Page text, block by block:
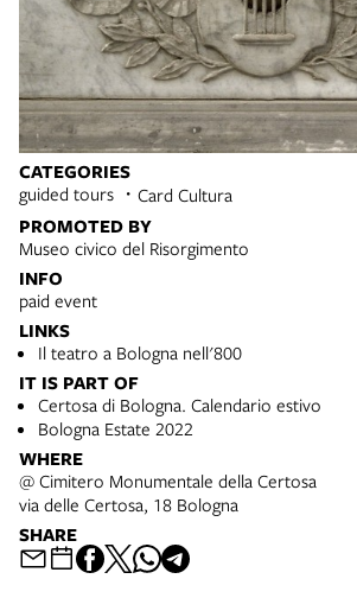
CATEGORIES
guided tours Card Cultura
PROMOTED BY
Museo civico del Risorgimento
INFO
paid event
LINKS
Il teatro a Bologna nell'800
IT IS PART OF
Certosa di Bologna. Calendario estivo
Bologna Estate 2022
WHERE
@ Cimitero Monumentale della Certosa
via delle Certosa, 18 Bologna
SHARE